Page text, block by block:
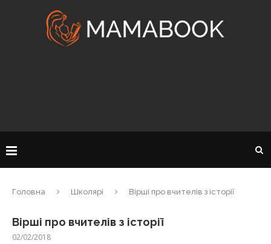
Головна Школярі Вірші про вчителів з історії
Вірші про вчителів з історії
02/02/2018